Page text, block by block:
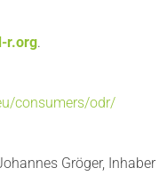
r.org.
consumers/odr/
Gröger, Inhaber